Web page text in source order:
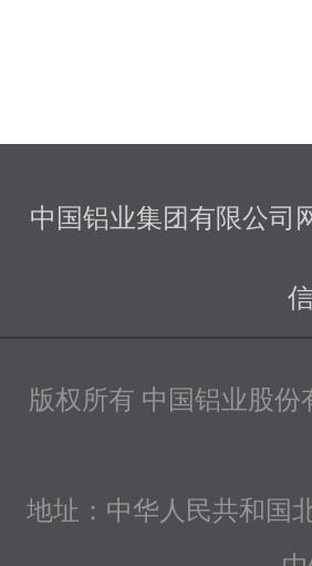
中国铝业集团有限公司
版权所有 中国铝业股份
地址：中华人民共和国